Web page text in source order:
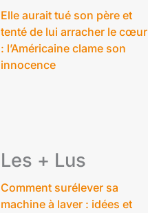
Elle aurait tué son père et
tenté de lui arracher le cœur
: l’Américaine clame son
innocence
Les + Lus
Comment surélever sa
machine à laver : idées et